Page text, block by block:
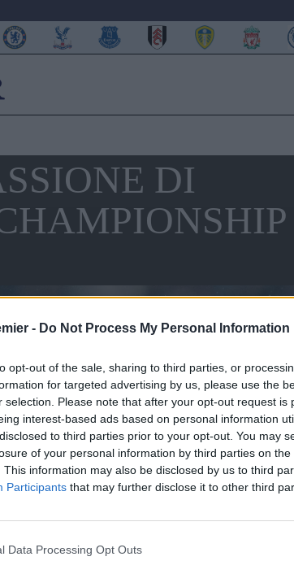
- Do Not Process My Personal Information
opt-out of the sale, sharing to third parties, or
for targeted advertising by us, please use the
selection. Please note that after your opt-out request is
interest-based ads based on personal information
to third parties prior to your opt-out. You may
of your personal information by third parties on the
This information may also be disclosed by us to third
Participants that may further disclose it to other third
Data Processing Opt Outs
DI